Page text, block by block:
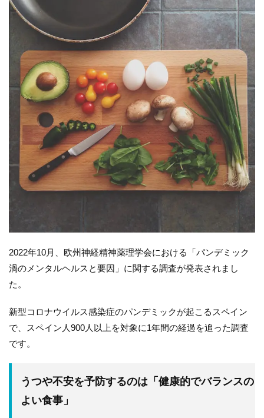
2022年10月、欧州神経精神薬理学会における「パンデミック
渦のメンタルヘルスと要因」に関する調査が発表されまし
た。
新型コロナウイルス感染症のパンデミックが起こるスペイン
で、スペイン人900人以上を対象に1年間の経過を追った調査
です。
うつや不安を予防するのは「健康的でバランスの
よい食事」